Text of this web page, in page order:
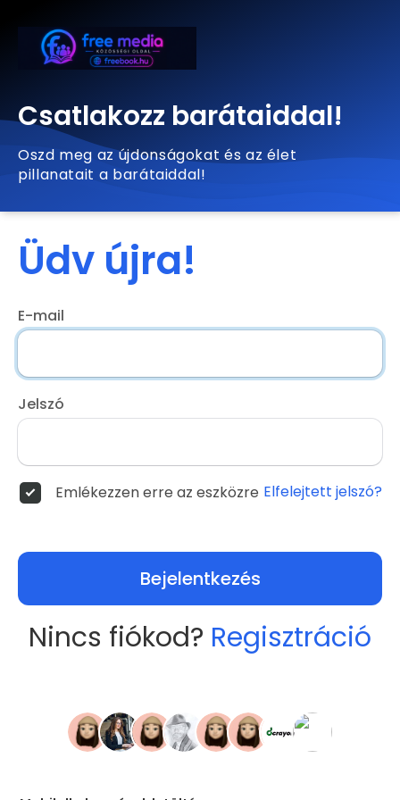
Csatlakozz barátaiddal!
Oszd meg az újdonságokat és az élet
pillanatait a barátaiddal!
Üdv újra!
E-mail
Jelszó
Emlékezzen erre az eszközre Elfelejtett jelszó?
Bejelentkezés
Nincs fiókod? Regisztráció